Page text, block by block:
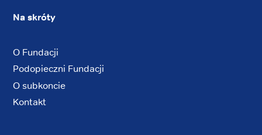
Na skróty
O Fundacji
Podopieczni Fundacji
O subkoncie
Kontakt